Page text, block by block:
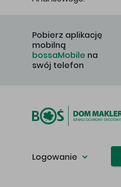
Pobierz aplikację
mobilną
bossaMobile na
swój telefon
Logowanie